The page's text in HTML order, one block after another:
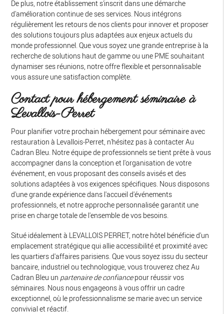
De plus, notre établissement s'inscrit dans une démarche
d'amélioration continue de ses services. Nous intégrons
régulièrement les retours de nos clients pour innover et proposer
des solutions toujours plus adaptées aux enjeux actuels du
monde professionnel. Que vous soyez une grande entreprise à la
recherche de solutions haut de gamme ou une PME souhaitant
dynamiser ses réunions, notre offre flexible et personnalisable
vous assure une satisfaction complète.
Contact pour hébergement séminaire à
Levallois-Perret
Pour planifier votre prochain hébergement pour séminaire avec
restauration à Levallois-Perret, n'hésitez pas à contacter Au
Cadran Bleu. Notre équipe de professionnels se tient prête à vous
accompagner dans la conception et l'organisation de votre
événement, en vous proposant des conseils avisés et des
solutions adaptées à vos exigences spécifiques. Nous disposons
d'une grande expérience dans l'accueil d'événements
professionnels, et notre approche personnalisée garantit une
prise en charge totale de l'ensemble de vos besoins.
Situé idéalement à LEVALLOIS PERRET, notre hôtel bénéficie d'un
emplacement stratégique qui allie accessibilité et proximité avec
les quartiers d'affaires parisiens. Que vous soyez issu du secteur
bancaire, industriel ou technologique, vous trouverez chez Au
Cadran Bleu un partenaire de confiancepour réussir vos
séminaires. Nous nous engageons à vous offrir un cadre
exceptionnel, où le professionnalisme se marie avec un service
convivial et réactif.